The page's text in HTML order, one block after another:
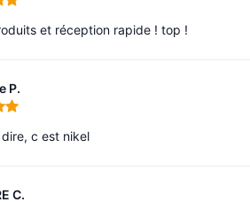
5
et réception rapide ! top !
P.
5
dire, c est nikel
C.